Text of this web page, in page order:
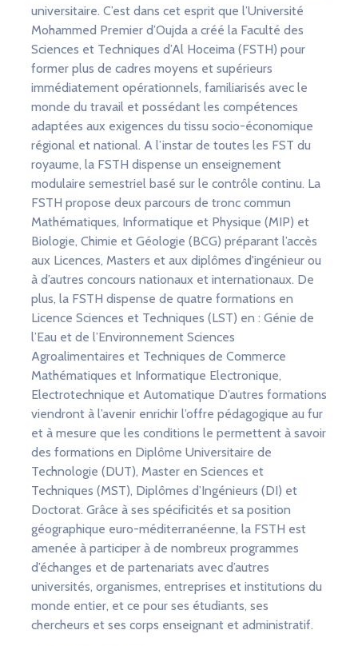
universitaire. C’est dans cet esprit que l’Université
Mohammed Premier d’Oujda a créé la Faculté des
Sciences et Techniques d’Al Hoceima (FSTH) pour
former plus de cadres moyens et supérieurs
immédiatement opérationnels, familiarisés avec le
monde du travail et possédant les compétences
adaptées aux exigences du tissu socio-économique
régional et national. A l’instar de toutes les FST du
royaume, la FSTH dispense un enseignement
modulaire semestriel basé sur le contrôle continu. La
FSTH propose deux parcours de tronc commun
Mathématiques, Informatique et Physique (MIP) et
Biologie, Chimie et Géologie (BCG) préparant l’accès
aux Licences, Masters et aux diplômes d'ingénieur ou
à d’autres concours nationaux et internationaux. De
plus, la FSTH dispense de quatre formations en
Licence Sciences et Techniques (LST) en : Génie de
l’Eau et de l’Environnement Sciences
Agroalimentaires et Techniques de Commerce
Mathématiques et Informatique Electronique,
Electrotechnique et Automatique D’autres formations
viendront à l’avenir enrichir l’offre pédagogique au fur
et à mesure que les conditions le permettent à savoir
des formations en Diplôme Universitaire de
Technologie (DUT), Master en Sciences et
Techniques (MST), Diplômes d’Ingénieurs (DI) et
Doctorat. Grâce à ses spécificités et sa position
géographique euro-méditerranéenne, la FSTH est
amenée à participer à de nombreux programmes
d’échanges et de partenariats avec d’autres
universités, organismes, entreprises et institutions du
monde entier, et ce pour ses étudiants, ses
chercheurs et ses corps enseignant et administratif.